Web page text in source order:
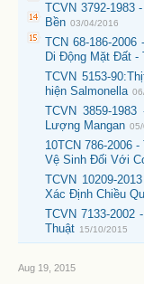
TCVN 3792-
Bền 03/04/2016
TCN 68-186-
Di Động Mặt Đất -
TCVN 5153-
hiện Salmonella
TCVN 3859-
Lượng Mangan
10TCN 786-2006
Vệ Sinh Đối Với
TCVN 10209-
Xác Định Chiều
TCVN 7133-2002
Thuật 15/10/2015
Aug 19, 2015